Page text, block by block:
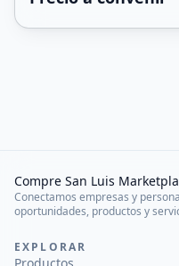
Compre San Luis
Conectamos empresas y
oportunidades, productos y
EXPLORAR